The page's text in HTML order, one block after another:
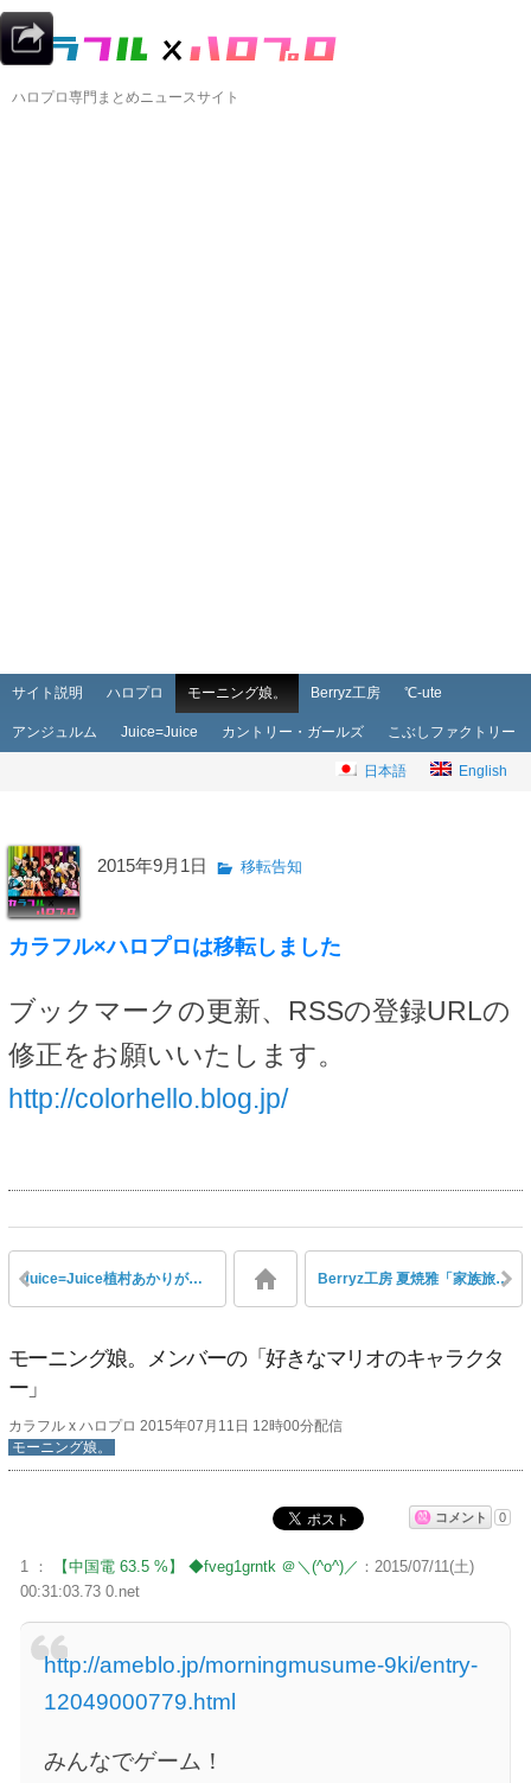
ハロプロ専門まとめニュースサイト
メインメニュー
メインコンテンツへ移動
サブコンテンツへ移動
サイト説明 ハロプロ モーニング娘。 Berryz工房 ℃-ute
アンジュルム Juice=Juice カントリー・ガールズ こぶしファクトリー
日本語 English
2015年9月1日 移転告知
カラフル×ハロプロは移転しました
ブックマークの更新、RSSの登録URLの
修正をお願いいたします。
http://colorhello.blog.jp/
Juice=Juice植村あかりが沖縄に撮影で行ってきたと判明 Berryz工房 夏焼雅「家族旅行でグアムに行ってきたの！」
モーニング娘。メンバーの「好きなマリオのキャラクタ
ー」
カラフル x ハロプロ 2015年07月11日 12時00分配信
モーニング娘。
コメント 0
1 ： 【中国電 63.5 %】 ◆fveg1grntk ＠＼(^o^)／ ：2015/07/11(土)
00:31:03.73 0.net
http://ameblo.jp/morningmusume-9ki/entry-
12049000779.html
みんなでゲーム！